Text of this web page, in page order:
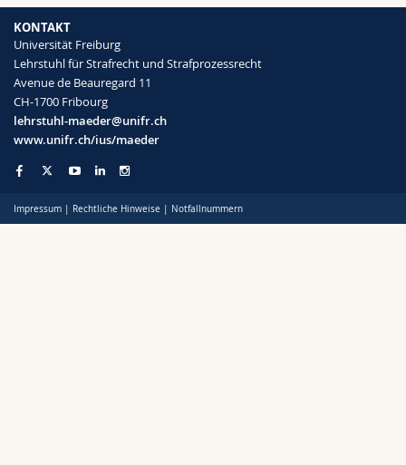
KONTAKT
Universität Freiburg
Lehrstuhl für Strafrecht und Strafprozessrecht
Avenue de Beauregard 11
CH-1700 Fribourg
lehrstuhl-maeder@unifr.ch
www.unifr.ch/ius/maeder
Impressum | Rechtliche Hinweise | Notfallnummern